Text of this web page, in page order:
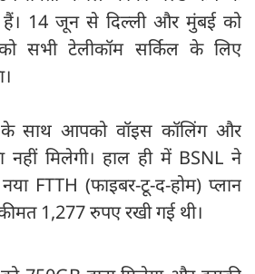
हैं। 14 जून से दिल्ली और मुंबई को
सभी टेलीकॉम सर्किल के लिए
साथ आपको वॉइस कॉलिंग और
मिलेगी। हाल ही में BSNL ने
FTTH (फाइबर-टू-द-होम) प्लान
1,277 रुपए रखी गई थी।